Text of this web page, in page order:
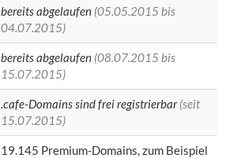
bereits abgelaufen (05.05.2015 bis
04.07.2015)
bereits abgelaufen (08.07.2015 bis
15.07.2015)
.cafe-Domains sind frei registrierbar(seit
15.07.2015)
19.145 Premium-Domains, zum Beispiel